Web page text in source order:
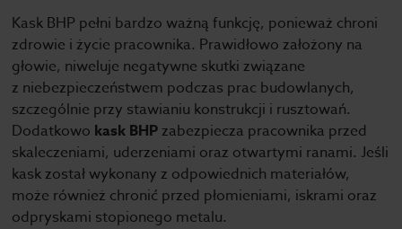
Kask BHP pełni bardzo ważną funkcję, ponieważ chroni
zdrowie i życie pracownika. Prawidłowo założony na
głowie, niweluje negatywne skutki związane
z niebezpieczeństwem podczas prac budowlanych,
szczególnie przy stawianiu konstrukcji i rusztowań.
Dodatkowo kask BHP zabezpiecza pracownika przed
skaleczeniami, uderzeniami oraz otwartymi ranami. Jeśli
kask został wykonany z odpowiednich materiałów,
może również chronić przed płomieniami, iskrami oraz
odpryskami stopionego metalu.